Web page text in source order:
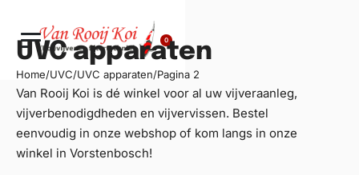
0
UVC apparaten
Home/UVC/UVC apparaten/Pagina 2
Van Rooij Koi is dé winkel voor al uw vijveraanleg,
vijverbenodigdheden en vijvervissen. Bestel
eenvoudig in onze webshop of kom langs in onze
winkel in Vorstenbosch!